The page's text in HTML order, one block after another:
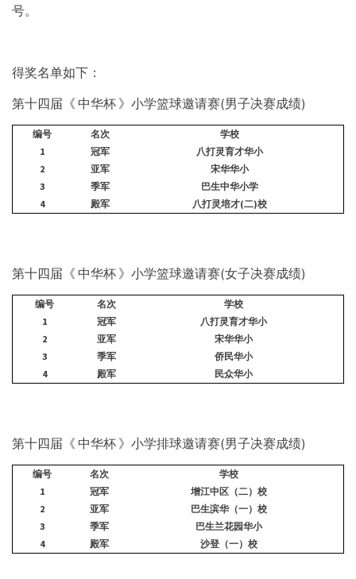
号。
得奖名单如下：
第十四届《 中华杯 》小学篮球邀请赛(男子决赛成绩)
编号 名次
学校
1
冠军
八打灵育才华小
2
亚军
宋华华小
3
季军
巴生中华小学
4
殿军 八打灵培才(二)校
第十四届《 中华杯 》小学篮球邀请赛(女子决赛成绩)
编号 名次
学校
1
冠军
八打灵育才华小
2
亚军
宋华华小
3
季军
侨民华小
4
殿军 民众华小
第十四届《 中华杯 》小学排球邀请赛(男子决赛成绩)
编号 名次
学校
1
冠军
增江中区（二）校
2
亚军
巴生滨华（一）校
3
季军
巴生兰花园华小
4
殿军 沙登（一）校